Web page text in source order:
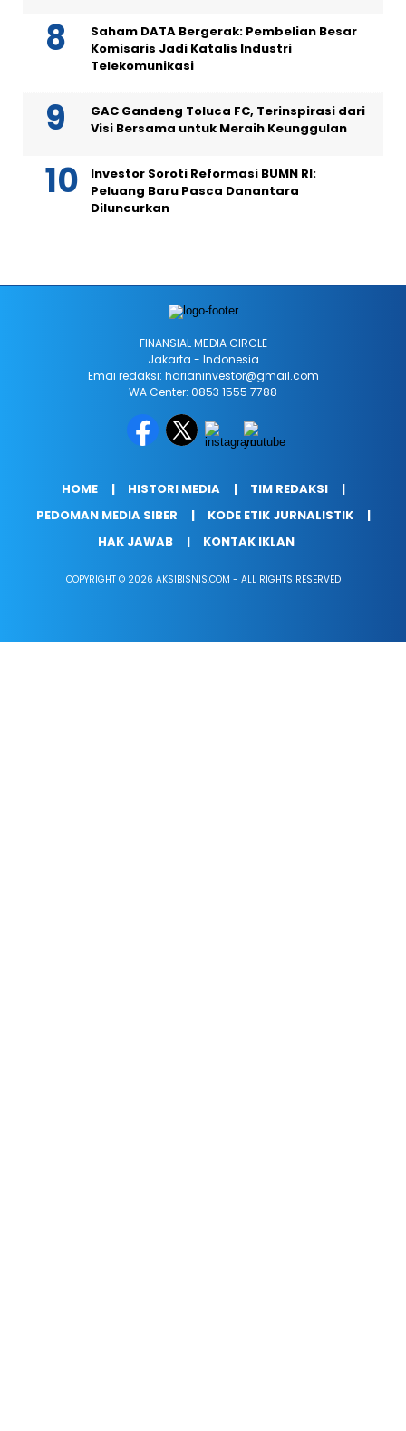
Saham DATA Bergerak: Pembelian Besar
Komisaris Jadi Katalis Industri
Telekomunikasi
GAC Gandeng Toluca FC, Terinspirasi dari
Visi Bersama untuk Meraih Keunggulan
Investor Soroti Reformasi BUMN RI:
Peluang Baru Pasca Danantara
Diluncurkan
FINANSIAL MEÐIA CIRCLE
Jakarta - Indonesia
Emai redaksi: harianinvestor@gmail.com
WA Center: 0853 1555 7788
HOME HISTORI MEDIA
TIM REDAKSI
PEDOMAN MEDIA SIBER
KODE ETIK JURNALISTIK
HAK JAWAB
KONTAK IKLAN
COPYRIGHT © 2026 AKSIBISNIS.COM - ALL RIGHTS RESERVED